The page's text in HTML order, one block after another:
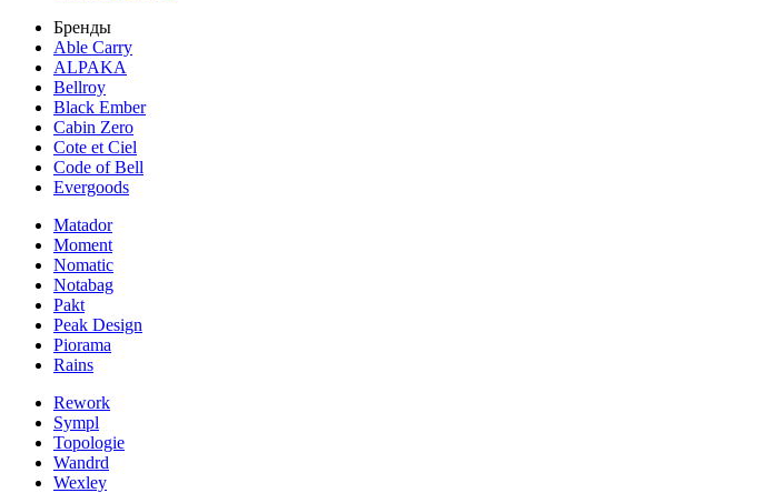
Бренды
Able Carry
ALPAKA
Bellroy
Black Ember
Cabin Zero
Cote et Ciel
Code of Bell
Evergoods
Matador
Moment
Nomatic
Notabag
Pakt
Peak Design
Piorama
Rains
Rework
Sympl
Topologie
Wandrd
Wexley